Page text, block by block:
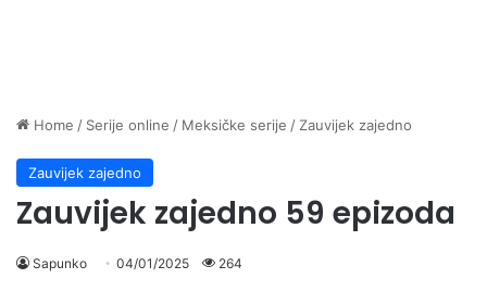
Home / Serije online / Meksičke serije / Zauvijek zajedno
Zauvijek zajedno
Zauvijek zajedno 59 epizoda
Sapunko 04/01/2025 264